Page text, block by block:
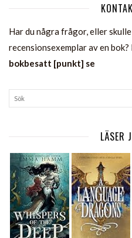
Har du några frågor, eller
recensionsexemplar av en
bokbesatt [punkt] se
LÄSER